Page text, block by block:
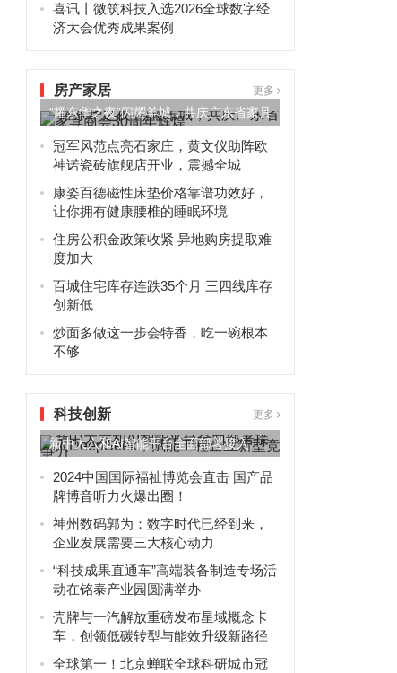
喜讯丨微筑科技入选2026全球数字经
济大会优秀成果案例
房产家居 更多
“耀东华之夜”闪耀羊城，共庆广东省家具
商会30周年辉煌
冠军风范点亮石家庄，黄文仪助阵欧
神诺瓷砖旗舰店开业，震撼全城
康姿百德磁性床垫价格靠谱功效好，
让你拥有健康腰椎的睡眠环境
住房公积金政策收紧 异地购房提取难
度加大
百城住宅库存连跌35个月 三四线库存
创新低
炒面多做这一步会特香，吃一碗根本
不够
科技创新 更多
新中大六和AI智能平台全面部署接入
DeepSeek，赋能工程...
2024中国国际福祉博览会直击 国产品
牌博音听力火爆出圈！
神州数码郭为：数字时代已经到来，
企业发展需要三大核心动力
“科技成果直通车”高端装备制造专场活
动在铭泰产业园圆满举办
壳牌与一汽解放重磅发布星域概念卡
车，创领低碳转型与能效升级新路径
全球第一！北京蝉联全球科研城市冠